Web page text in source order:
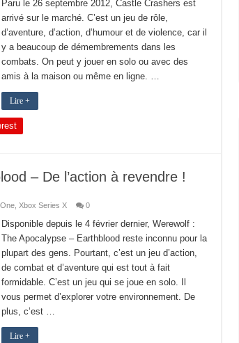
Paru le 26 septembre 2012, Castle Crashers est
arrivé sur le marché. C’est un jeu de rôle,
d’aventure, d’action, d’humour et de violence, car il
y a beaucoup de démembrements dans les
combats. On peut y jouer en solo ou avec des
amis à la maison ou même en ligne. …
Lire +
– De l’action à revendre !
, Xbox Series X 0
Disponible depuis le 4 février dernier, Werewolf :
The Apocalypse – Earthblood reste inconnu pour la
plupart des gens. Pourtant, c’est un jeu d’action,
de combat et d’aventure qui est tout à fait
formidable. C’est un jeu qui se joue en solo. Il
vous permet d’explorer votre environnement. De
plus, c’est …
Lire +